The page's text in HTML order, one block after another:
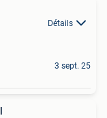
Détails
3 sept. 25